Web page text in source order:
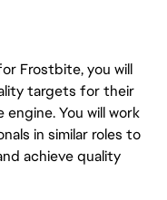
Frostbite, you will
targets for their
You will work
in similar roles to
achieve quality